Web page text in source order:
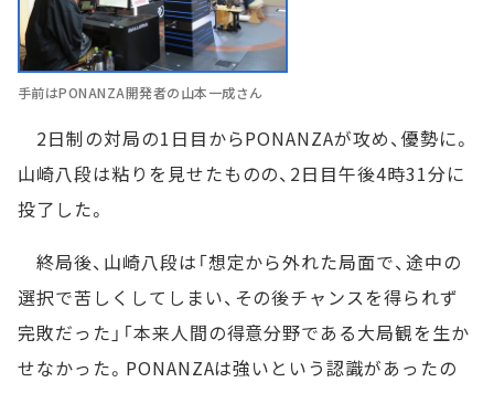
手前はPONANZA開発者の山本一成さん
2日制の対局の1日目からPONANZAが攻め、優勢に。
山崎八段は粘りを見せたものの、2日目午後4時31分に
投了した。
終局後、山崎八段は「想定から外れた局面で、途中の
選択で苦しくしてしまい、その後チャンスを得られず
完敗だった」「本来人間の得意分野である大局観を生か
せなかった。PONANZAは強いという認識があったの